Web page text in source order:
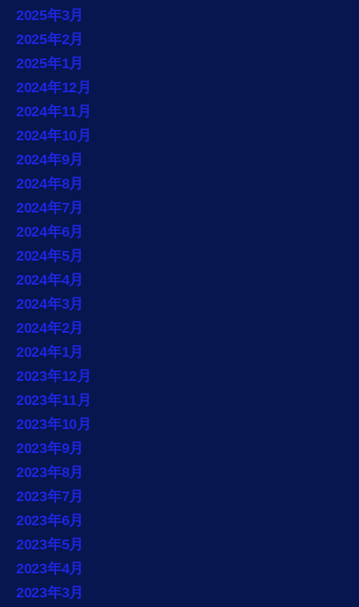
2025年3月
2025年2月
2025年1月
2024年12月
2024年11月
2024年10月
2024年9月
2024年8月
2024年7月
2024年6月
2024年5月
2024年4月
2024年3月
2024年2月
2024年1月
2023年12月
2023年11月
2023年10月
2023年9月
2023年8月
2023年7月
2023年6月
2023年5月
2023年4月
2023年3月